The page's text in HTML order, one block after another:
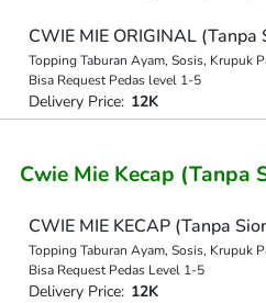
CWIE MIE ORIGINAL (Tanpa
Topping Taburan Ayam, Sosis, Krupuk
Bisa Request Pedas level 1-5
Delivery Price: 12K
Cwie Mie Kecap (Tanpa
CWIE MIE KECAP (Tanpa
Topping Taburan Ayam, Sosis, Krupuk
Bisa Request Pedas Level 1-5
Delivery Price: 12K